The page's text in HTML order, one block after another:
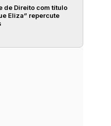
de Direito com título
Eliza” repercute